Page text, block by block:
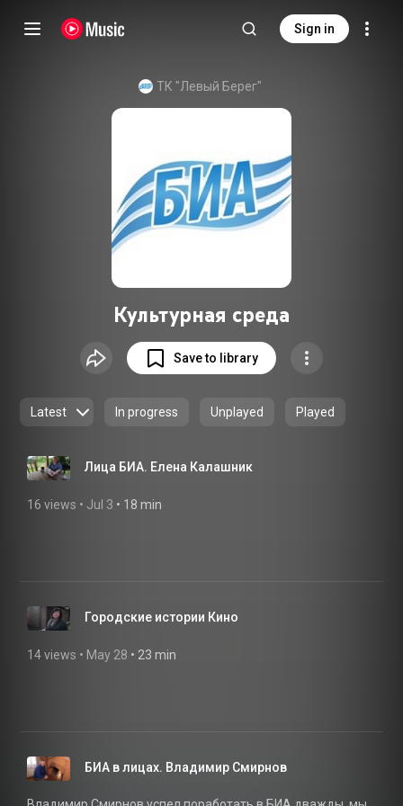
Sign in
ТК "Левый Берег"
Культурная среда
Save to library
Latest In progress Unplayed Played
Лица БИА. Елена Калашник
16 views • Jul 3 • 18 min
Городские истории Кино
14 views • May 28 • 23 min
БИА в лицах. Владимир Смирнов